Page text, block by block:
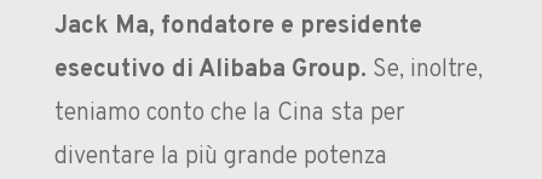
Jack Ma, fondatore e presidente
esecutivo di Alibaba Group. Se, inoltre,
teniamo conto che la Cina sta per
diventare la più grande potenza